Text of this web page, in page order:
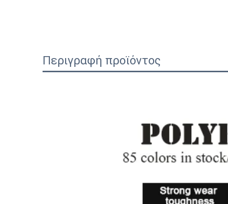
Περιγραφή προϊόντος